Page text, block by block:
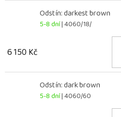
Odstín: darkest brown
5-8 dní| 4060/18/
6 150 Kč
Odstín: dark brown
5-8 dní| 4060/60